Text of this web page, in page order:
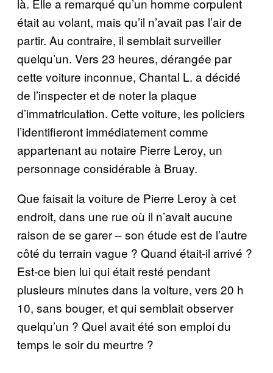
là. Elle a remarqué qu’un homme corpulent
était au volant, mais qu’il n’avait pas l’air de
partir. Au contraire, il semblait surveiller
quelqu’un. Vers 23 heures, dérangée par
cette voiture inconnue, Chantal L. a décidé
de l’inspecter et de noter la plaque
d’immatriculation. Cette voiture, les policiers
l’identifieront immédiatement comme
appartenant au notaire Pierre Leroy, un
personnage considérable à Bruay.
Que faisait la voiture de Pierre Leroy à cet
endroit, dans une rue où il n’avait aucune
raison de se garer – son étude est de l’autre
côté du terrain vague ? Quand était-il arrivé ?
Est-ce bien lui qui était resté pendant
plusieurs minutes dans la voiture, vers 20 h
10, sans bouger, et qui semblait observer
quelqu’un ? Quel avait été son emploi du
temps le soir du meurtre ?